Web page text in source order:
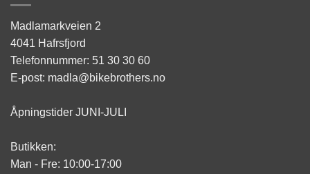
Madlamarkveien 2
4041 Hafrsfjord
Telefonnummer: 51 30 30 60
E-post: madla@bikebrothers.no
Åpningstider JUNI-JULI
Butikken:
Man - Fre: 10:00-17:00